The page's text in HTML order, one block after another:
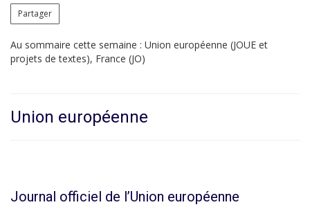
Partager
Au sommaire cette semaine : Union européenne (JOUE et
projets de textes), France (JO)
Union européenne
Journal officiel de l’Union européenne